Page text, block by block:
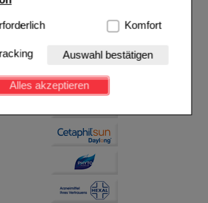
Hierbei handelt es sich um
sind (z.B. Navigation, Warenkorb,
auf diese nicht verzichtet
noch ansprechender zu gestalten,
die Wiedererkennung des
Seite an bevorzugte
(z.B. Spracheinstellung)
Cookies ermöglichen es uns
Partnerprogramm zu
Komfort
Auswahl bestätigen
Alles akzeptieren